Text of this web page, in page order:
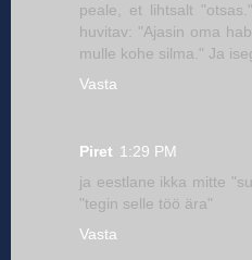
peale, et lihtsalt
huvitav: "Ajasin oma
mulle kohe silma." Ja
Vasta
Piret 1:29 PM
ja eestlane ikka mitte
"tegin selle töö ära"
Vasta